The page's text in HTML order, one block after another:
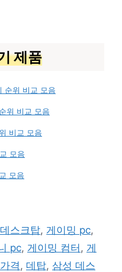
제품
순위 비교 모음
위 비교 모음
비교 모음
모음
모음
스크탑, 게이밍 pc,
pc, 게이밍 컴터 , 게
격 , 데탑, 삼성 데스